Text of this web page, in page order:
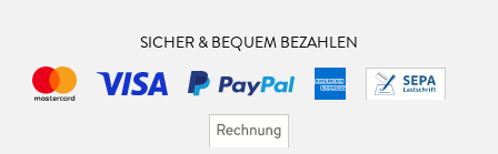
SICHER & BEQUEM BEZAHLEN